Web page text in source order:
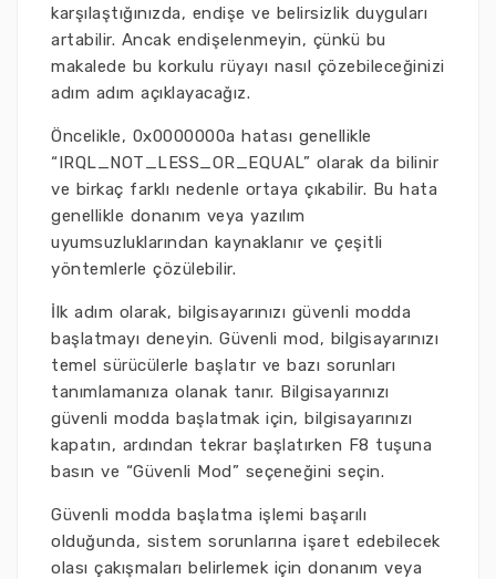
karşılaştığınızda, endişe ve belirsizlik duyguları
artabilir. Ancak endişelenmeyin, çünkü bu
makalede bu korkulu rüyayı nasıl çözebileceğinizi
adım adım açıklayacağız.
Öncelikle, 0x0000000a hatası genellikle
“IRQL_NOT_LESS_OR_EQUAL” olarak da bilinir
ve birkaç farklı nedenle ortaya çıkabilir. Bu hata
genellikle donanım veya yazılım
uyumsuzluklarından kaynaklanır ve çeşitli
yöntemlerle çözülebilir.
İlk adım olarak, bilgisayarınızı güvenli modda
başlatmayı deneyin. Güvenli mod, bilgisayarınızı
temel sürücülerle başlatır ve bazı sorunları
tanımlamanıza olanak tanır. Bilgisayarınızı
güvenli modda başlatmak için, bilgisayarınızı
kapatın, ardından tekrar başlatırken F8 tuşuna
basın ve “Güvenli Mod” seçeneğini seçin.
Güvenli modda başlatma işlemi başarılı
olduğunda, sistem sorunlarına işaret edebilecek
olası çakışmaları belirlemek için donanım veya